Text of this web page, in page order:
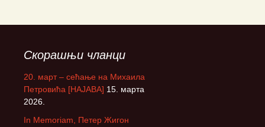
Скорашњи чланци
20. март – сећање на Михаила
Петровића [НАЈАВА] 15. марта
2026.
In Memoriam, Петер Жигон